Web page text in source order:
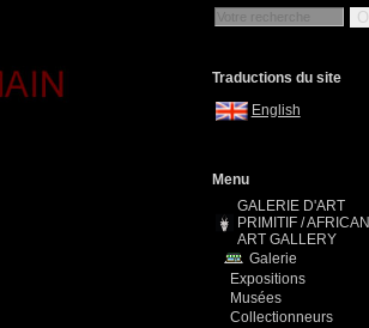
Traductions du site
English
Menu
GALERIE D'ART
PRIMITIF / AFRICAN
ART GALLERY
Galerie
Expositions
Musées
Collectionneurs